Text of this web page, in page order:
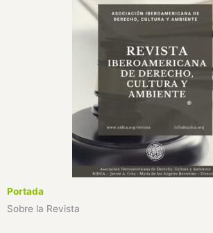
Portada
Sobre la Revista